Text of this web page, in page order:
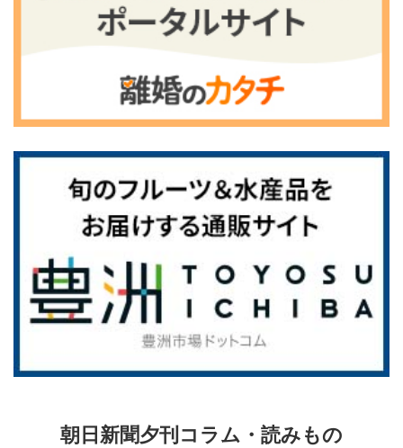
朝日新聞夕刊コラム・読みもの